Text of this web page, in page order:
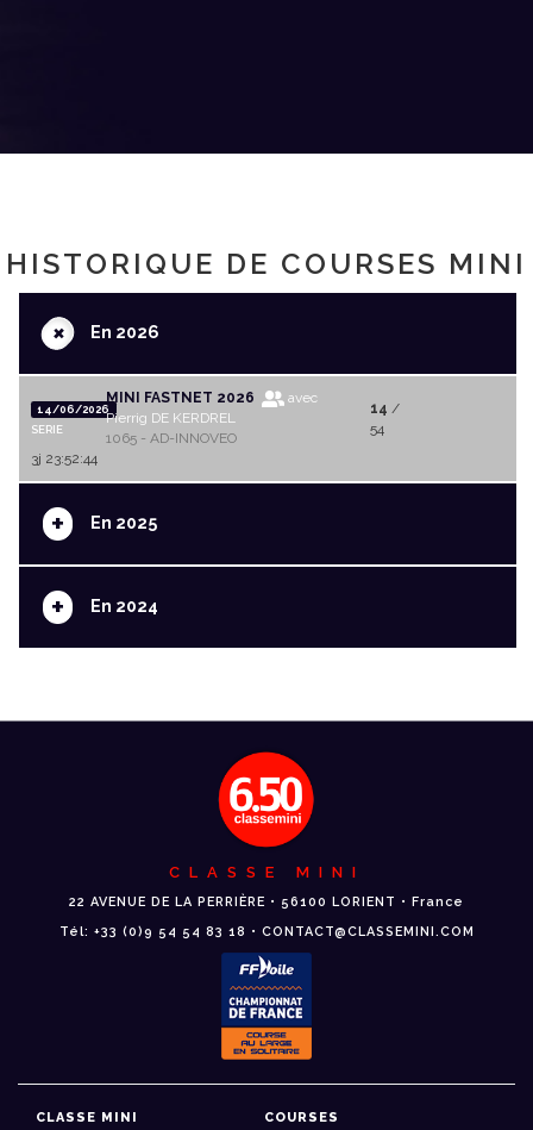
HISTORIQUE DE COURSES MINI
+En 2026
14/06/2026
SERIE
MINI FASTNET 2026
avec
Pierrig DE KERDREL
1065 - AD-INNOVEO
14 /
54
3j 23:52:44
+ En 2025
+ En 2024
CLASSE MINI
22 AVENUE DE LA PERRIÈRE • 56100 LORIENT • France
Tél: +33 (0)9 54 54 83 18 • CONTACT@CLASSEMINI.COM
CLASSE MINI COURSES